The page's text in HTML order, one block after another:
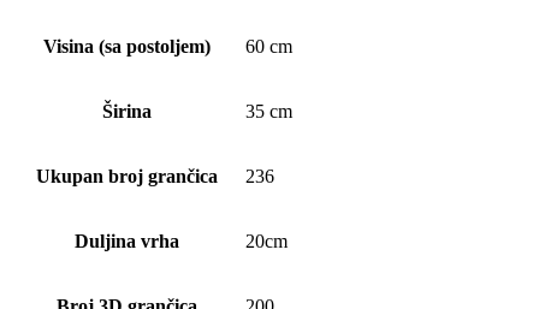
Visina (sa postoljem) 60 cm
Širina 35 cm
Ukupan broj grančica 236
Duljina vrha 20cm